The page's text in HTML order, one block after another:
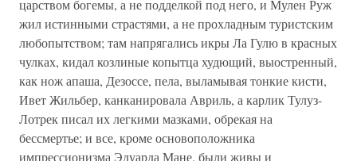
царством богемы, а не подделкой под него, и Мулен Руж
жил истинными страстями, а не прохладным туристским
любопытством; там напрягались икры Ла Гулю в красных
чулках, кидал козлиные копытца худющий, выостренный,
как нож апаша, Дезоссе, пела, выламывая тонкие кисти,
Ивет Жильбер, канканировала Авриль, а карлик Тулуз-
Лотрек писал их легкими мазками, обрекая на
бессмертье; и все, кроме основоположника
импрессионизма Эдуарда Мане, были живы и